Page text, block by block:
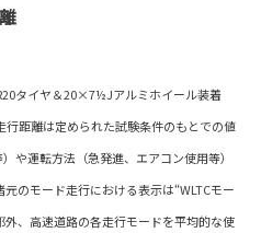
タイヤ＆20×7½Jアルミホイール装着
距離は定められた試験条件のもとでの値
や運転方法（急発進、エアコン使用等）
のモード走行における表示は“WLTCモー
外、高速道路の各走行モードを平均的な使